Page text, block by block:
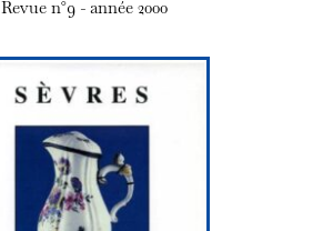
Revue n°9 - année 2000